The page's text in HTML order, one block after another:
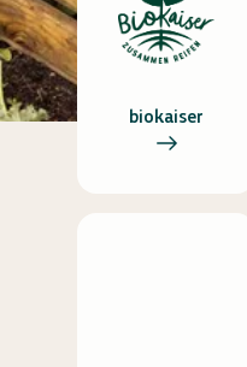
biokaiser